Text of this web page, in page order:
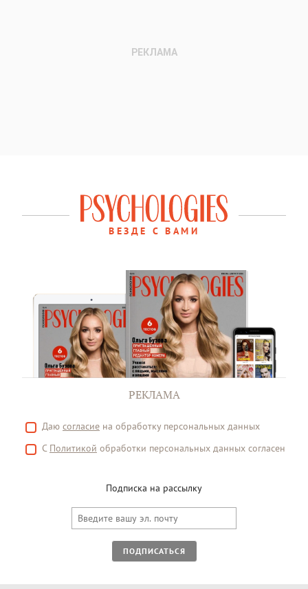
ВЕЗДЕ С ВАМИ
РЕКЛАМА
Даю согласие на обработку персональных данных
С Политикой обработки персональных данных согласен
Подписка на рассылку
ПОДПИСАТЬСЯ